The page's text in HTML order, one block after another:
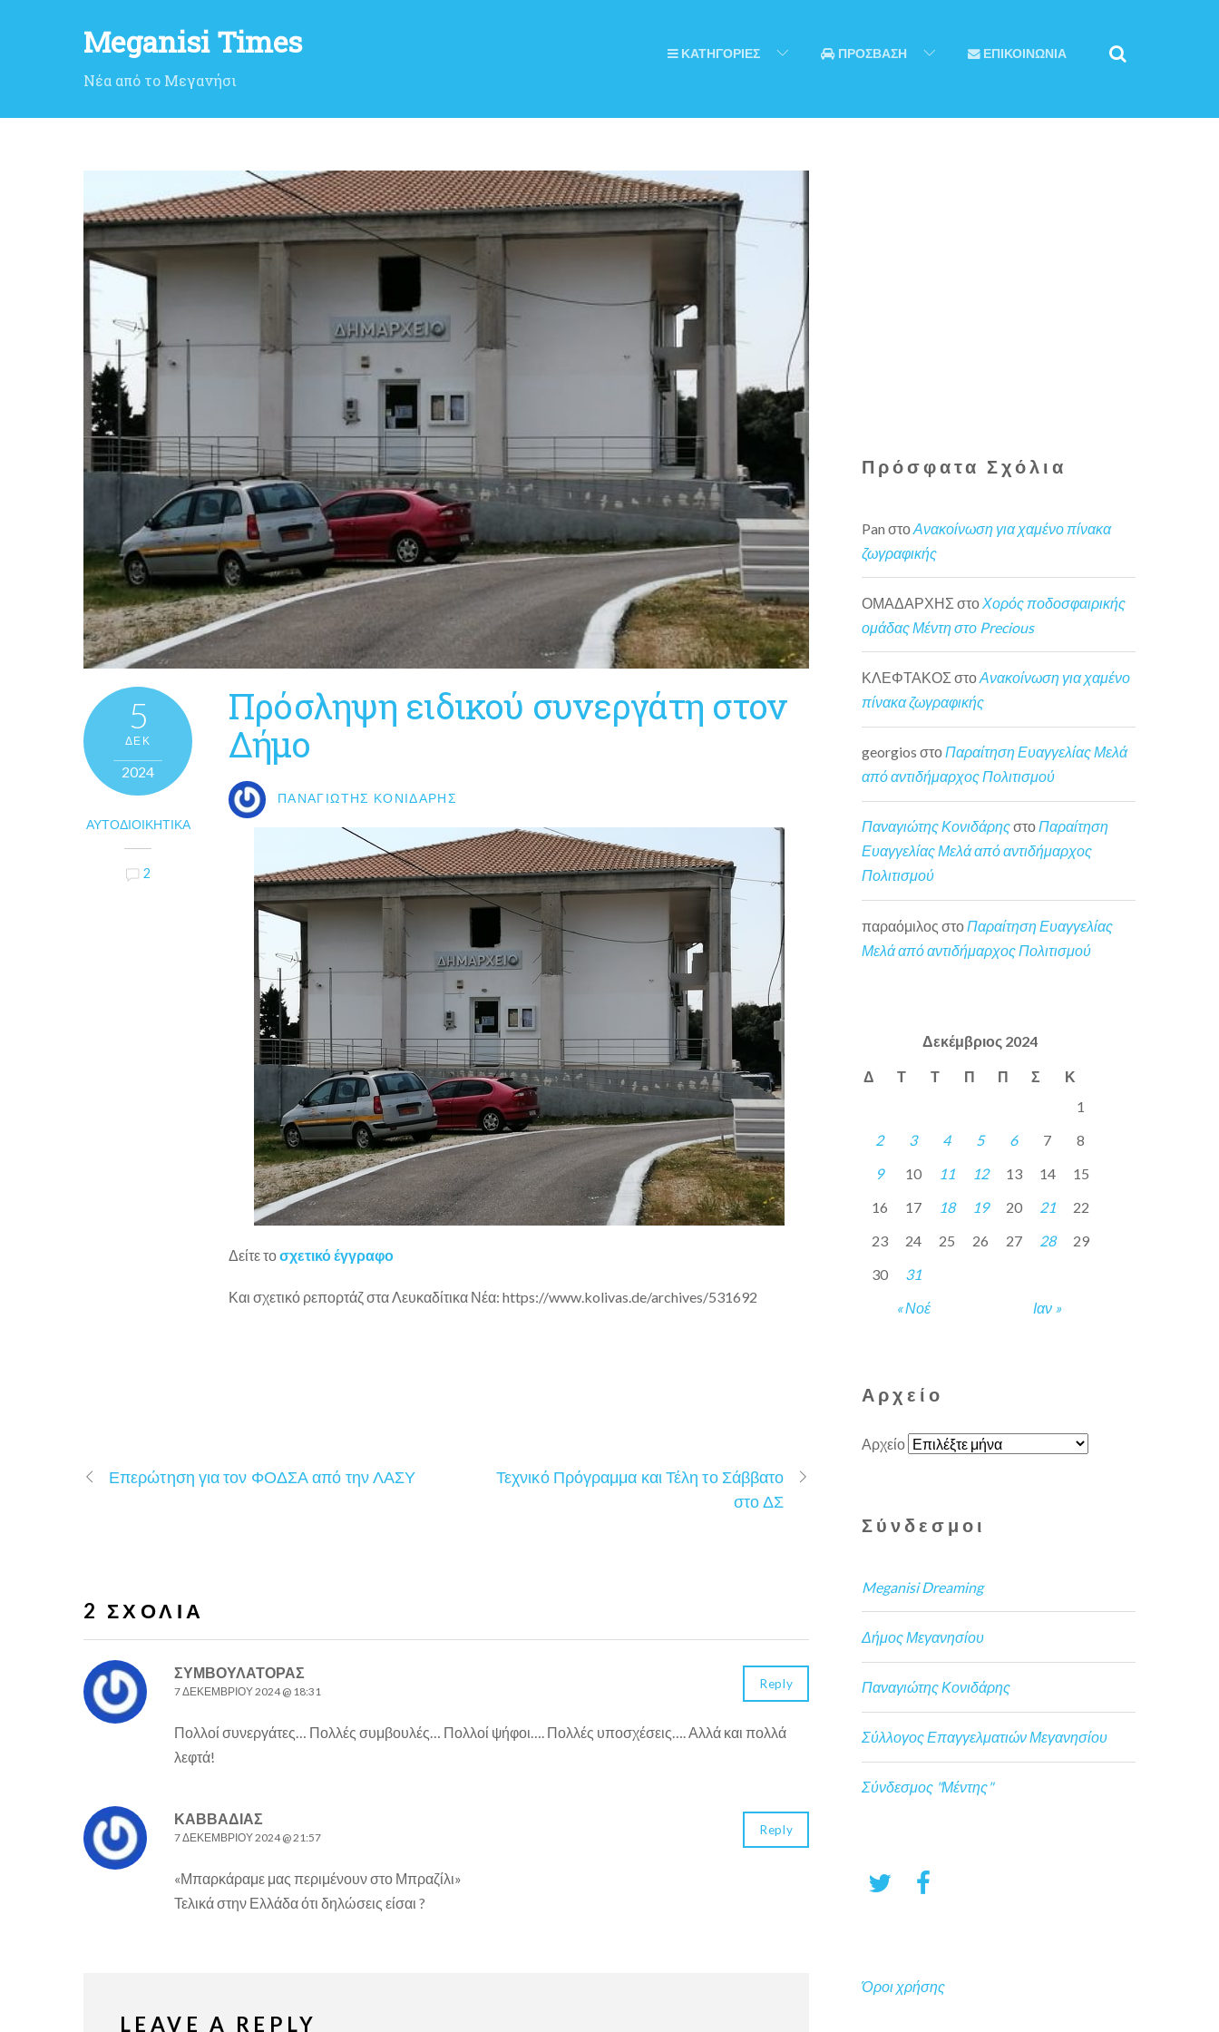
Meganisi Times
Νέα από το Μεγανήσι
ΚΑΤΗΓΟΡΙΕΣ ΠΡΟΣΒΑΣΗ ΕΠΙΚΟΙΝΩΝΙΑ
5
ΔΕΚ
2024
ΑΥΤΟΔΙΟΙΚΗΤΙΚΆ
2
Πρόσληψη ειδικού συνεργάτη στον
Δήμο
ΠΑΝΑΓΙΏΤΗΣ ΚΟΝΙΔΆΡΗΣ
Δείτε τοσχετικό έγγραφο
Και σχετικό ρεπορτάζ στα Λευκαδίτικα Νέα: https://www.kolivas.de/archives/531692
Επερώτηση για τον ΦΟΔΣΑ από την ΛΑΣΥ
Τεχνικό Πρόγραμμα και Τέλη το Σάββατο
στο ΔΣ
2 ΣΧΌΛΙΑ
ΣΥΜΒΟΥΛΑΤΟΡΑΣ
7 ΔΕΚΕΜΒΡΊΟΥ 2024 @ 18:31
Πολλοί συνεργάτες… Πολλές συμβουλές… Πολλοί ψήφοι…. Πολλές υποσχέσεις…. Αλλά και πολλά
λεφτά!
Reply
ΚΑΒΒΑΔΊΑΣ
7 ΔΕΚΕΜΒΡΊΟΥ 2024 @ 21:57
«Μπαρκάραμε μας περιμένουν στο Μπραζίλι»
Τελικά στην Ελλάδα ότι δηλώσεις είσαι ?
Reply
LEAVE A REPLY
Πρόσφατα Σχόλια
Pan στοΑνακοίνωση για χαμένο πίνακα
ζωγραφικής
ΟΜΑΔΑΡΧΗΣ στο Χορός ποδοσφαιρικής
ομάδας Μέντη στο Precious
ΚΛΕΦΤΑΚΟΣ στοΑνακοίνωση για χαμένο
πίνακα ζωγραφικής
georgios στοΠαραίτηση Ευαγγελίας Μελά
από αντιδήμαρχος Πολιτισμού
Παναγιώτης ΚονιδάρηςστοΠαραίτηση
Ευαγγελίας Μελά από αντιδήμαρχος
Πολιτισμού
παραόμιλος στο Παραίτηση Ευαγγελίας
Μελά από αντιδήμαρχος Πολιτισμού
Δεκέμβριος 2024
Δ Τ Τ Π Π Σ Κ
« Νοέ Ιαν »
1
2
3 4 5 6 7
8
9
10 11 12 13 14
15
16
17 18 19 20 21
22
23
24 25 26 27 28
29
30
31
Αρχείο
Αρχείο
Σύνδεσμοι
Meganisi Dreaming
Δήμος Μεγανησίου
Παναγιώτης Κονιδάρης
Σύλλογος Επαγγελματιών Μεγανησίου
Σύνδεσμος "Μέντης"
Όροι χρήσης